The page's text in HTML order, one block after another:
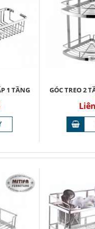
1 TẦNG GÓC TREO 2